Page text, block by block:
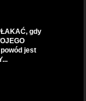
gdy
jest